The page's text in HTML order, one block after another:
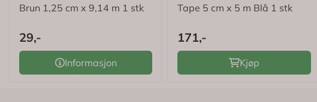
Brun 1,25 cm x 9,14 m 1 stk
29,-
Informasjon
Tape 5 cm x 5 m Blå 1 stk
171,-
Kjøp